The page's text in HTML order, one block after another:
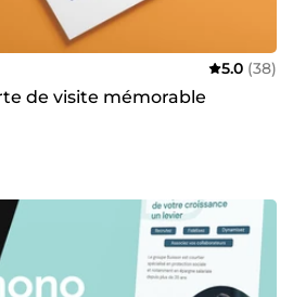
5.0 (38)
de visite mémorable